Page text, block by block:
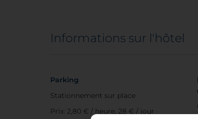
Informations sur l'hôtel
Parking
Stationnement sur place
Prix: 2,80 € / heure, 28 € / jour